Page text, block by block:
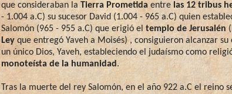
que consideraban la Tierra Prometida entre las 12 tribus
- 1.004 a.C) su sucesor David (1.004 - 965 a.C) quien
Salomón (965 - 955 a.C) que erigió el templo de Jerusalén
Leyque entregó Yaveh a Moisés) , consiguieron alcanzar
un único Dios, Yaveh, estableciendo el judaísmo como
monoteísta de la humanidad.
Tras la muerte del rey Salomón, en el año 922 a.C el reino